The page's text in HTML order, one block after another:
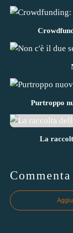
Purtroppo
La